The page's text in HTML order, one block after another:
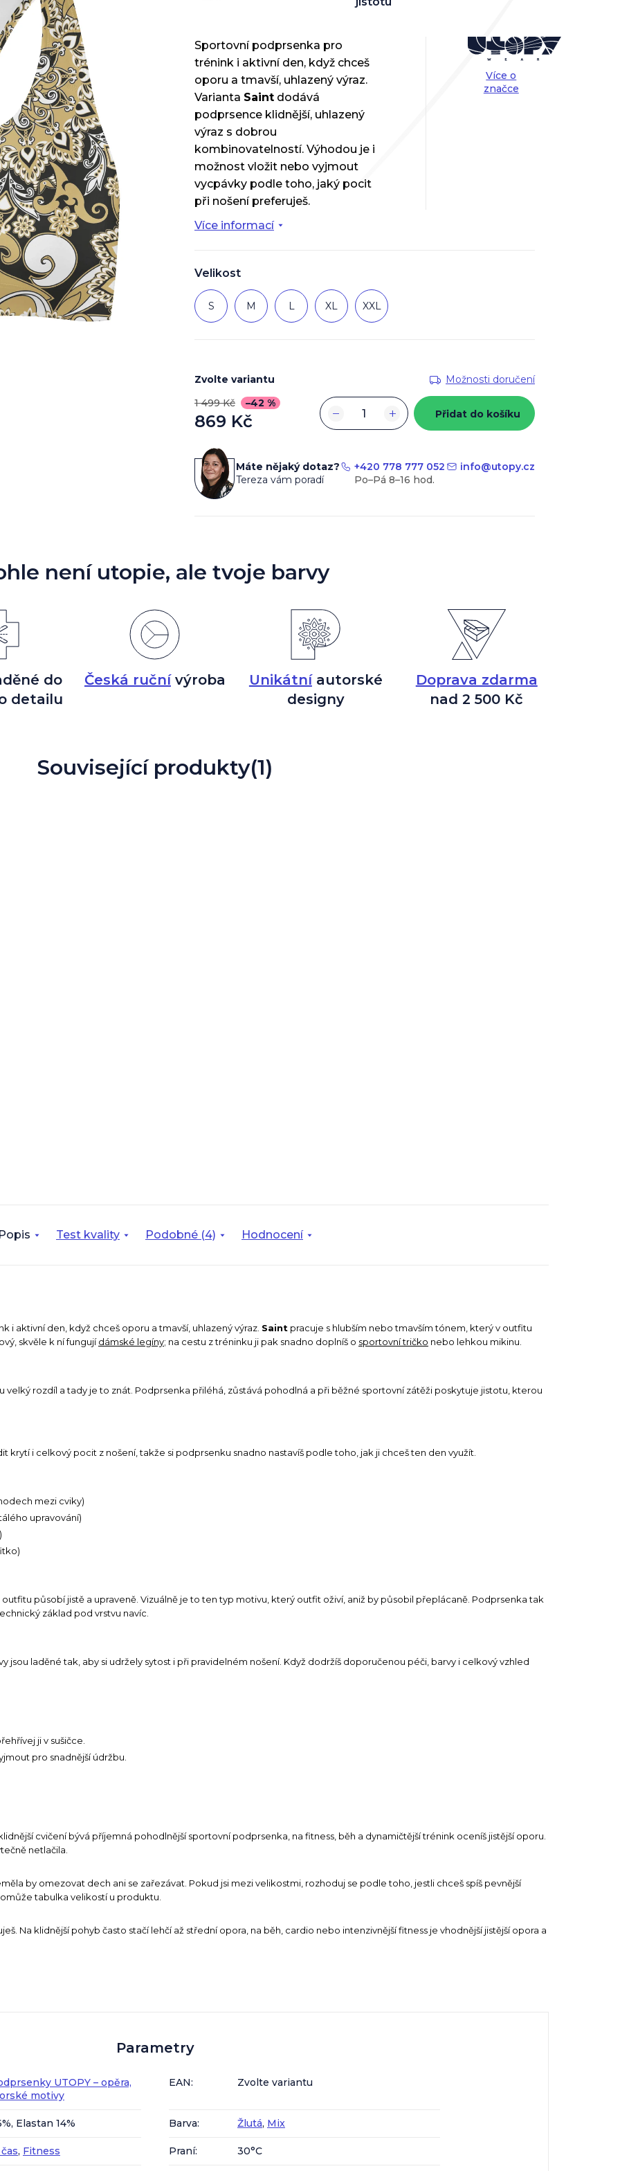
Velikost
S M L XL XXL
Více informací
Sportovní podprsenka pro
trénink i aktivní den, když chceš
oporu a tmavší, uhlazený výraz.
Varianta Saint dodává
podprsence klidnější, uhlazený
výraz s dobrou
kombinovatelností. Výhodou je i
možnost vložit nebo vyjmout
vycpávky podle toho, jaký pocit
při nošení preferuješ.
Více o
značce
Zvolte variantu
Možnosti doručení
1 499 Kč
–42 %
869 Kč
cena:
+
− Přidat do košíku
Máte nějaký dotaz?
Tereza vám poradí
+420 778 777 052 info@utopy.cz
není utopie, ale tvoje barvy
do
detailu
Česká ručnívýroba Unikátníautorské
designy
Doprava zdarma
nad 2 500 Kč
Související produkty(1)
Test kvality Podobné (4) Hodnocení
i aktivní den, když chceš oporu a tmavší, uhlazený výraz. Saint pracuje s hlubším nebo tmavším tónem, který v outfitu
skvěle k ní fungujídámské legíny; na cestu z tréninku ji pak snadno doplníš o sportovní tričko nebo lehkou mikinu.
rozdíl a tady je to znát. Podprsenka přiléhá, zůstává pohodlná a při běžné sportovní zátěži poskytuje jistotu, kterou
krytí i celkový pocit z nošení, takže si podprsenku snadno nastavíš podle toho, jak ji chceš ten den využít.
mezi cviky)
upravování)
působí jistě a upraveně. Vizuálně je to ten typ motivu, který outfit oživí, aniž by působil přeplácaně. Podprsenka tak
základ pod vrstvu navíc.
jsou laděné tak, aby si udržely sytost i při pravidelném nošení. Když dodržíš doporučenou péči, barvy i celkový vzhled
ji v sušičce.
pro snadnější údržbu.
cvičení bývá příjemná pohodlnější sportovní podprsenka, na fitness, běh a dynamičtější trénink oceníš jistější oporu.
netlačila.
by omezovat dech ani se zařezávat. Pokud jsi mezi velikostmi, rozhoduj se podle toho, jestli chceš spíš pevnější
tabulka velikostí u produktu.
Na klidnější pohyb často stačí lehčí až střední opora, na běh, cardio nebo intenzivnější fitness je vhodnější jistější opora a
Parametry
UTOPY – opěra,
motivy
EAN: Zvolte variantu
Elastan 14% Barva: Žlutá, Mix
, Fitness Praní: 30°C